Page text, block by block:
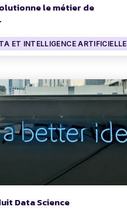
le métier de
ET INTELLIGENCE ARTIFICIELLE
Data Science